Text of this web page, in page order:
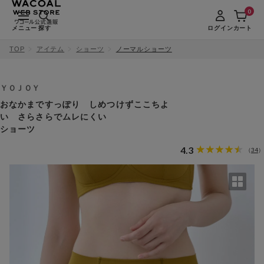
メニュー 探す ログインカート
0
TOP アイテム ショーツ ノーマルショーツ
ＹＯＪＯＹ
おなかまですっぽり しめつけずここちよ
い さらさらでムレにくい
ショーツ
4.3 （34）